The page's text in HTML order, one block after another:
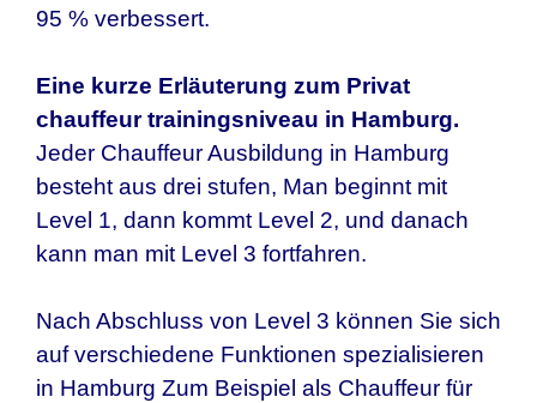
95 % verbessert.
Eine kurze Erläuterung zum Privat
chauffeur trainingsniveau in Hamburg.
Jeder Chauffeur Ausbildung in Hamburg
besteht aus drei stufen, Man beginnt mit
Level 1, dann kommt Level 2, und danach
kann man mit Level 3 fortfahren.
Nach Abschluss von Level 3 können Sie sich
auf verschiedene Funktionen spezialisieren
in Hamburg Zum Beispiel als Chauffeur für